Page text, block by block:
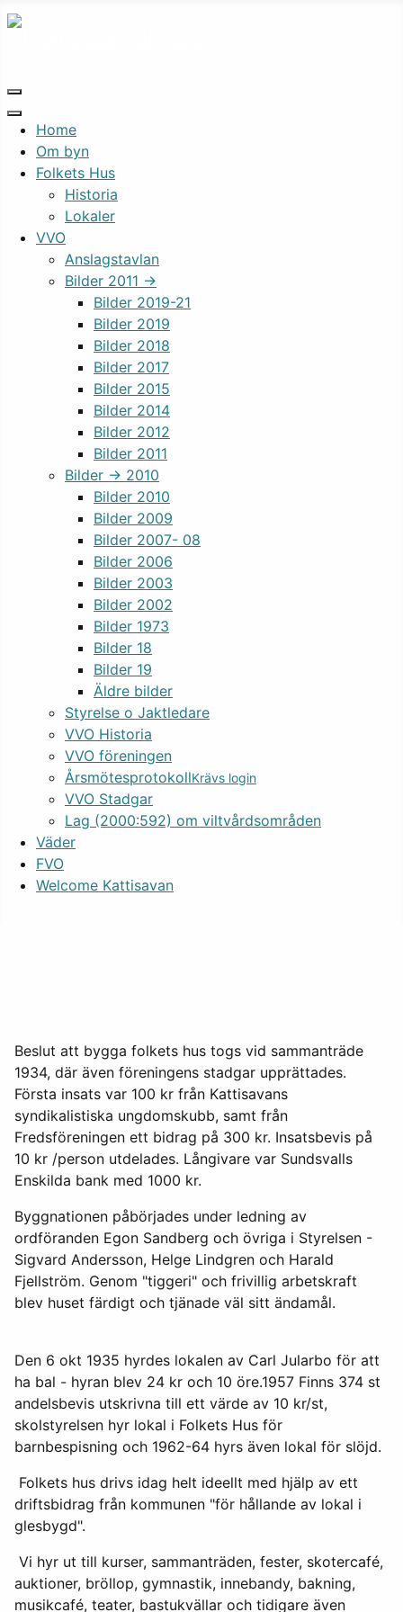
Home
Om byn
Folkets Hus
Historia
Lokaler
VVO
Anslagstavlan
Bilder 2011 ->
Bilder 2019-21
Bilder 2019
Bilder 2018
Bilder 2017
Bilder 2015
Bilder 2014
Bilder 2012
Bilder 2011
Bilder -> 2010
Bilder 2010
Bilder 2009
Bilder 2007- 08
Bilder 2006
Bilder 2003
Bilder 2002
Bilder 1973
Bilder 18
Bilder 19
Äldre bilder
Styrelse o Jaktledare
VVO Historia
VVO föreningen
ÅrsmötesprotokollKrävs login
VVO Stadgar
Lag (2000:592) om viltvårdsområden
Väder
FVO
Welcome Kattisavan
Beslut att bygga folkets hus togs vid sammanträde
1934, där även föreningens stadgar upprättades.
Första insats var 100 kr från Kattisavans
syndikalistiska ungdomskubb, samt från
Fredsföreningen ett bidrag på 300 kr. Insatsbevis på
10 kr /person utdelades. Långivare var Sundsvalls
Enskilda bank med 1000 kr.
Byggnationen påbörjades under ledning av
ordföranden Egon Sandberg och övriga i Styrelsen -
Sigvard Andersson, Helge Lindgren och Harald
Fjellström. Genom "tiggeri" och frivillig arbetskraft
blev huset färdigt och tjänade väl sitt ändamål.
Den 6 okt 1935 hyrdes lokalen av Carl Jularbo för att
ha bal - hyran blev 24 kr och 10 öre.1957 Finns 374 st
andelsbevis utskrivna till ett värde av 10 kr/st,
skolstyrelsen hyr lokal i Folkets Hus för
barnbespisning och 1962-64 hyrs även lokal för slöjd.
Folkets hus drivs idag helt ideellt med hjälp av ett
driftsbidrag från kommunen "för hållande av lokal i
glesbygd".
Vi hyr ut till kurser, sammanträden, fester, skotercafé,
auktioner, bröllop, gymnastik, innebandy, bakning,
musikcafé, teater, bastukvällar och tidigare även